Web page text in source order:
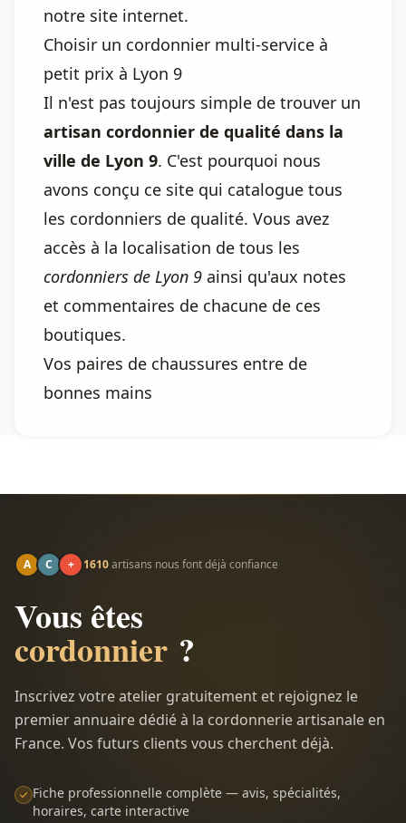
notre site internet.
Choisir un cordonnier multi-service à
petit prix à Lyon 9
Il n'est pas toujours simple de trouver un
artisan cordonnier de qualité dans la
ville de Lyon 9. C'est pourquoi nous
avons conçu ce site qui catalogue tous
les cordonniers de qualité. Vous avez
accès à la localisation de tous les
cordonniers de Lyon 9 ainsi qu'aux notes
et commentaires de chacune de ces
boutiques.
Vos paires de chaussures entre de
bonnes mains
A C + 1610artisans nous font déjà confiance
Vous êtes
cordonnier ?
Inscrivez votre atelier gratuitement et rejoignez le
premier annuaire dédié à la cordonnerie artisanale en
France. Vos futurs clients vous cherchent déjà.
Fiche professionnelle complète — avis, spécialités,
horaires, carte interactive